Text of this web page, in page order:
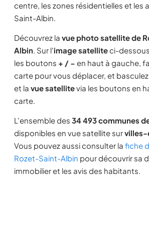
centre, les zones résidentielles et les
Saint-Albin.
Découvrez la vue photo satellite de
Albin. Sur l'image satelliteci-
les boutons + / − en haut à gauche,
carte pour vous déplacer, et
et la vue satellitevia les boutons en
carte.
L'ensemble des 34 493 communes
disponibles en vue satellite sur
Vous pouvez aussi consulter la fiche
Rozet-Saint-Albin pour découvrir sa
immobilier et les avis des habitants.